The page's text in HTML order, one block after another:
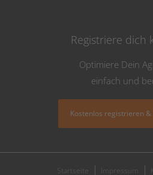
Registriere dich
Optimiere Dein
einfach und
Kostenlos registrieren
Startseite Impressum